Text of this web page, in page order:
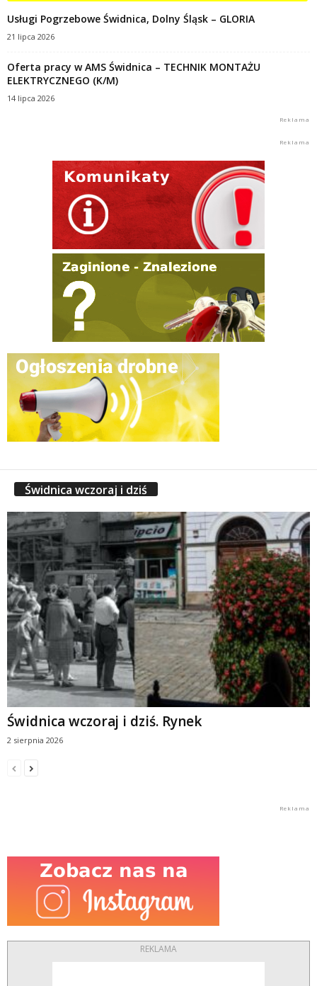
Usługi Pogrzebowe Świdnica, Dolny Śląsk – GLORIA
21 lipca 2026
Oferta pracy w AMS Świdnica – TECHNIK MONTAŻU
ELEKTRYCZNEGO (K/M)
14 lipca 2026
Świdnica wczoraj i dziś
Świdnica wczoraj i dziś. Rynek
2 sierpnia 2026
REKLAMA